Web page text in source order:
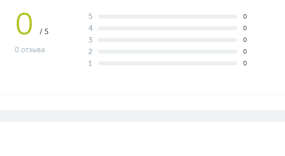
0 / 5
0 отзыва
5 0
4 0
3 0
2 0
1 0